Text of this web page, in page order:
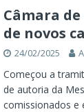
Câmara
de novos
24/02/2025
Começou a
de autoria da
comissionados e